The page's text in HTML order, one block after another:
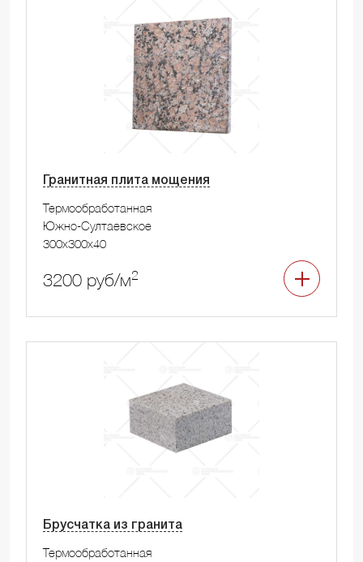
Гранитная плита мощения
Термообработанная
Южно-Султаевское
300x300x40
3200 руб/м2
Брусчатка из гранита
Термообработанная